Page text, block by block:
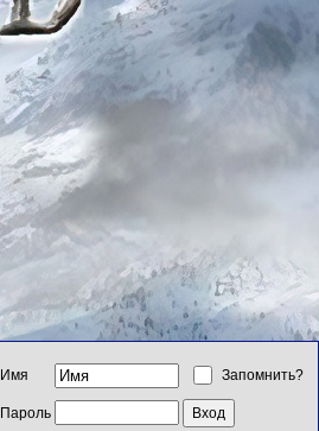
Имя Запомнить?
Пароль